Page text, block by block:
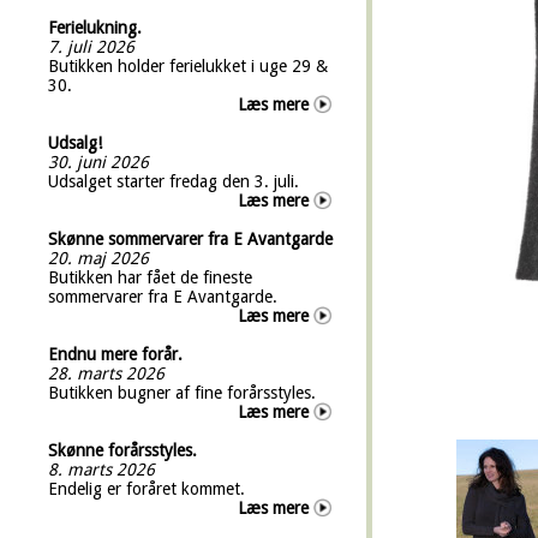
Ferielukning.
7. juli 2026
Butikken holder ferielukket i uge 29 &
30.
Læs mere
Udsalg!
30. juni 2026
Udsalget starter fredag den 3. juli.
Læs mere
Skønne sommervarer fra E Avantgarde
20. maj 2026
Butikken har fået de fineste
sommervarer fra E Avantgarde.
Læs mere
Endnu mere forår.
28. marts 2026
Butikken bugner af fine forårsstyles.
Læs mere
Skønne forårsstyles.
8. marts 2026
Endelig er foråret kommet.
Læs mere